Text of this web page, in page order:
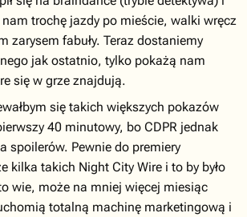
trochę jazdy po mieście, walki wręcz
zarysem fabuły. Teraz dostaniemy
jak ostatnio, tylko pokażą nam
się w grze znajdują.
się takich większych pokazów
40 minutowy, bo CDPR jednak
spoilerów. Pewnie do premiery
kilka takich Night City Wire i to by było
wie, może na mniej więcej miesiąc
totalną machinę marketingową i